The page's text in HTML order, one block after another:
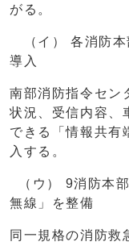
がる。
（イ） 各消防本
導入
南部消防指令セン
状況、受信内容、
できる「情報共有
入する。
（ウ） 9消防本
無線」を整備
同一規格の消防救